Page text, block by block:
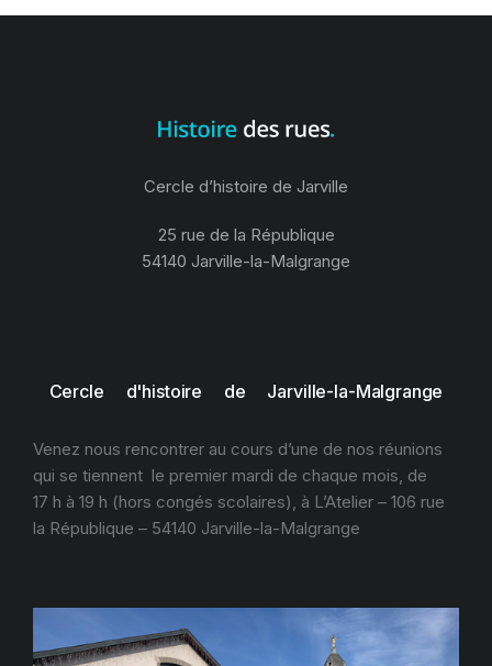
Cercle d’histoire de Jarville
25 rue de la République
54140 Jarville-la-Malgrange
Cercle d'histoire de Jarville-la-Malgrange
Venez nous rencontrer au cours d’une de nos réunions
qui se tiennent le premier mardi de chaque mois, de
17 h à 19 h (hors congés scolaires), à L’Atelier – 106 rue
la République – 54140 Jarville-la-Malgrange